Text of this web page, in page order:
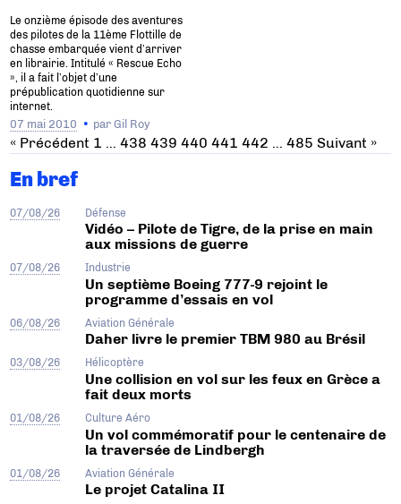
Le onzième épisode des aventures
des pilotes de la 11ème Flottille de
chasse embarquée vient d’arriver
en librairie. Intitulé « Rescue Echo
», il a fait l’objet d’une
prépublication quotidienne sur
internet.
07 mai 2010 parGil Roy
« Précédent 1 … 438 439 440 441 442 … 485 Suivant »
En bref
07/08/26 Défense
Vidéo – Pilote de Tigre, de la prise en main
aux missions de guerre
07/08/26 Industrie
Un septième Boeing 777-9 rejoint le
programme d’essais en vol
06/08/26 Aviation Générale
Daher livre le premier TBM 980 au Brésil
03/08/26 Hélicoptère
Une collision en vol sur les feux en Grèce a
fait deux morts
01/08/26 Culture Aéro
Un vol commémoratif pour le centenaire de
la traversée de Lindbergh
01/08/26 Aviation Générale
Le projet Catalina II